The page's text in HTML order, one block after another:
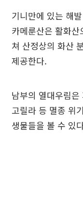
기니만에 있는 해
카메룬산은 활화
쳐 산정상의 화산
제공한다.
남부의 열대우림
고릴라 등 멸종 위
생물들을 볼 수 있